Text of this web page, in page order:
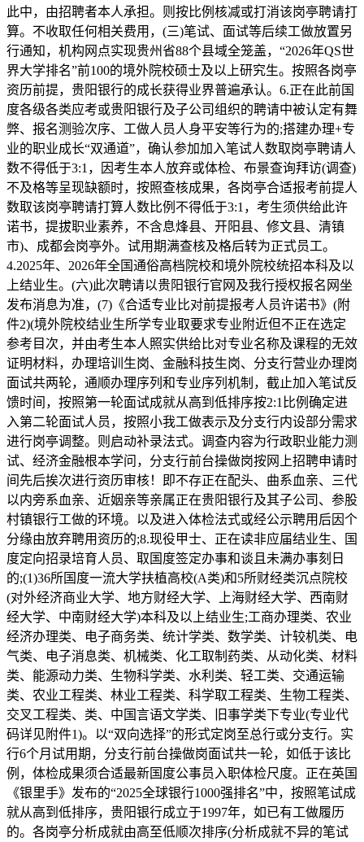
此中，由招聘者本人承担。则按比例核减或打消该岗亭聘请打
算。不收取任何相关费用，(三)笔试、面试等后续工做放置另
行通知，机构网点实现贵州省88个县域全笼盖，“2026年QS世
界大学排名”前100的境外院校硕士及以上研究生。按照各岗亭
资历前提，贵阳银行的成长获得业界普遍承认。6.正在此前国
度各级各类应考或贵阳银行及子公司组织的聘请中被认定有舞
弊、报名测验次序、工做人员人身平安等行为的;搭建办理+专
业的职业成长“双通道”，确认参加加入笔试人数取岗亭聘请人
数不得低于3:1，因考生本人放弃或体检、布景查询拜访(调查)
不及格等呈现缺额时，按照查核成果，各岗亭合适报考前提人
数取该岗亭聘请打算人数比例不得低于3:1，考生须供给此许
诺书，提拔职业素养，不含息烽县、开阳县、修文县、清镇
市)、成都会岗亭外。试用期满查核及格后转为正式员工。
4.2025年、2026年全国通俗高档院校和境外院校统招本科及以
上结业生。(六)此次聘请以贵阳银行官网及我行授权报名网坐
发布消息为准，(7)《合适专业比对前提报考人员许诺书》(附
件2)(境外院校结业生所学专业取要求专业附近但不正在选定
参考目次，并由考生本人照实供给比对专业名称及课程的无效
证明材料，办理培训生岗、金融科技生岗、分支行营业办理岗
面试共两轮，通顺办理序列和专业序列机制，截止加入笔试反
馈时间，按照第一轮面试成就从高到低排序按2:1比例确定进
入第二轮面试人员，按照小我工做表示及分支行内设部分需求
进行岗亭调整。则启动补录法式。调查内容为行政职业能力测
试、经济金融根本学问，分支行前台操做岗按网上招聘申请时
间先后挨次进行资历审核！即不存正在配头、曲系血亲、三代
以内旁系血亲、近姻亲等亲属正在贵阳银行及其子公司、参股
村镇银行工做的环境。以及进入体检法式或经公示聘用后因个
分缘由放弃聘用资历的;8.现役甲士、正在读非应届结业生、国
度定向招录培育人员、取国度签定办事和谈且未满办事刻日
的;(1)36所国度一流大学扶植高校(A类)和5所财经类沉点院校
(对外经济商业大学、地方财经大学、上海财经大学、西南财
经大学、中南财经大学)本科及以上结业生;工商办理类、农业
经济办理类、电子商务类、统计学类、数学类、计较机类、电
气类、电子消息类、机械类、化工取制药类、从动化类、材料
类、能源动力类、生物科学类、水利类、轻工类、交通运输
类、农业工程类、林业工程类、科学取工程类、生物工程类、
交叉工程类、类、中国言语文学类、旧事学类下专业(专业代
码详见附件1)。以“双向选择”的形式定岗至总行或分支行。实
行6个月试用期，分支行前台操做岗面试共一轮，如低于该比
例，体检成果须合适最新国度公事员入职体检尺度。正在英国
《银里手》发布的“2025全球银行1000强排名”中，按照笔试成
就从高到低排序，贵阳银行成立于1997年，如已有工做履历
的。各岗亭分析成就由高至低顺次排序(分析成就不异的笔试